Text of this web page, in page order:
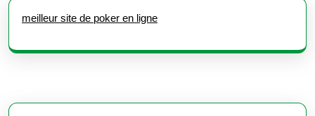
meilleur site de poker en ligne